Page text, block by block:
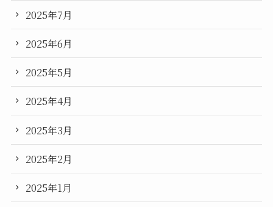
2025年7月
2025年6月
2025年5月
2025年4月
2025年3月
2025年2月
2025年1月